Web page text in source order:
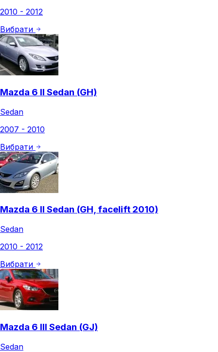
2010 - 2012
Вибрати
Mazda 6 II Sedan (GH)
Sedan
2007 - 2010
Вибрати
Mazda 6 II Sedan (GH, facelift 2010)
Sedan
2010 - 2012
Вибрати
Mazda 6 III Sedan (GJ)
Sedan